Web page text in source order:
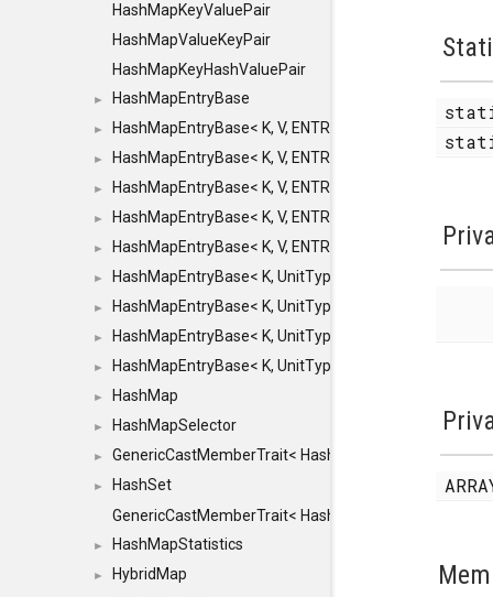
HashMapKeyValuePair
HashMapValueKeyPair
HashMapKeyHashValuePair
► HashMapEntryBase
► HashMapEntryBase< K, V, ENTRY_HANDLER,
► HashMapEntryBase< K, V, ENTRY_HANDLER,
► HashMapEntryBase< K, V, ENTRY_HANDLER,
► HashMapEntryBase< K, V, ENTRY_HANDLER,
► HashMapEntryBase< K, V, ENTRY_HANDLER,
► HashMapEntryBase< K, UnitType, ENTRY_HANDLER,
► HashMapEntryBase< K, UnitType, ENTRY_HANDLER,
► HashMapEntryBase< K, UnitType, ENTRY_HANDLER,
► HashMapEntryBase< K, UnitType, ENTRY_HANDLER,
► HashMap
► HashMapSelector
► GenericCastMemberTrait< HashMap< K_TO, V_TO >,
►
HashSet
GenericCastMemberTrait< HashSet< TO >, HashSet<
► HashMapStatistics
► HybridMap